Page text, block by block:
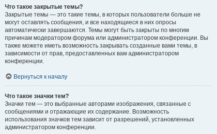
Что такое закрытые темы?
Закрытые темы — это такие темы, в которых пользователи больше не
могут оставлять сообщения, и все находящиеся в них опросы
автоматически завершаются. Темы могут быть закрыты по многим
причинам модератором форума или администратором конференции. Вы
также можете иметь возможность закрывать созданные вами темы, в
зависимости от прав, предоставленных вам администратором
конференции.
Вернуться к началу
Что такое значки тем?
Значки тем — это выбранные авторами изображения, связанные с
сообщениями и отражающие их содержание. Возможность
использования значков тем зависит от разрешений, установленных
администратором конференции.